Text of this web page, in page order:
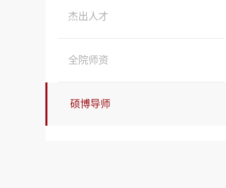
杰出人才
全院师资
硕博导师